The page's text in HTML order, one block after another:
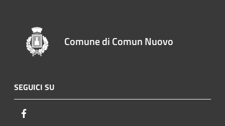
Comune di Comun Nuovo
SEGUICI SU